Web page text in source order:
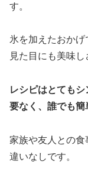
す。
氷を加えたおかげ
見た目にも美味し
レシピはとても
要なく、誰でも簡
家族や友人との食
違いなしです。